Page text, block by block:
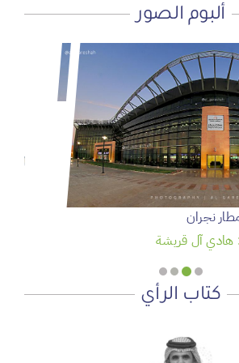
ألبوم الصور
الملك فيصل الجوية